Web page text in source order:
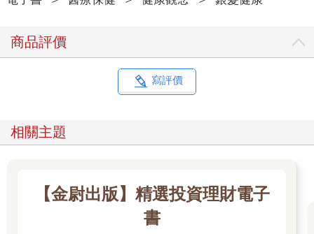
商品評價
寫評價
相關主題
【金尉出版】精選投資理財電子
書